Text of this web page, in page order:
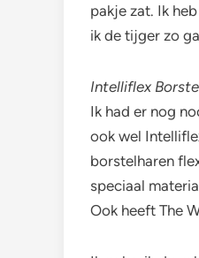
pakje zat. Ik
ik de tijger zo
Intelliflex
Ik had er nog
ook wel
borstelharen
speciaal
Ook heeft The